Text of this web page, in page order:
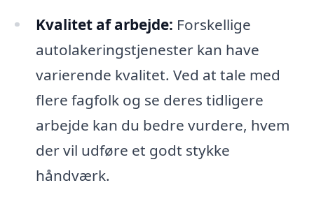
Kvalitet af arbejde: Forskellige
autolakeringstjenester kan have
varierende kvalitet. Ved at tale med
flere fagfolk og se deres tidligere
arbejde kan du bedre vurdere, hvem
der vil udføre et godt stykke
håndværk.